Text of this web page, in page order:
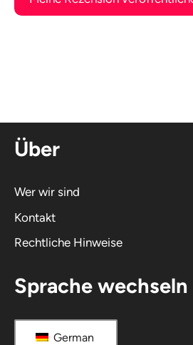
i
e
:
Über
Wer wir sind
Kontakt
Rechtliche Hinweise
Sprache wechseln
German